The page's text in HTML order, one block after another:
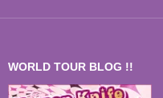
WORLD TOUR BLOG !!